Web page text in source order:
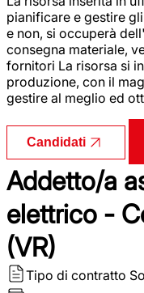
pianificare e gestire
e non, si occuperà
consegna materiale,
fornitori La risorsa si
produzione, con il
gestire al meglio ed
Candidati
Addetto/a
elettrico -
(VR)
Tipo di contratto